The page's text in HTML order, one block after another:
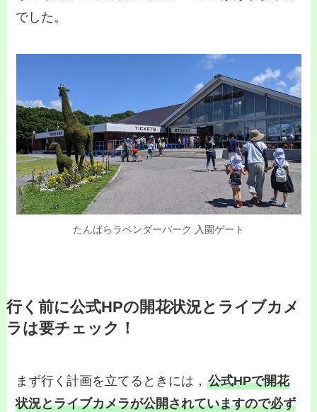
でした。
たんばらラベンダーパーク 入園ゲート
行く前に公式HPの開花状況とライブカメ
ラは要チェック！
まず行く計画を立てるときには，公式HPで開花
状況とライブカメラが公開されていますので必ず